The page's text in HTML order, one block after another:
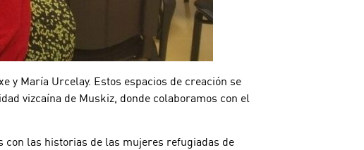
y María Urcelay. Estos espacios de creación se
vizcaína de Muskiz, donde colaboramos con el
las historias de las mujeres refugiadas de